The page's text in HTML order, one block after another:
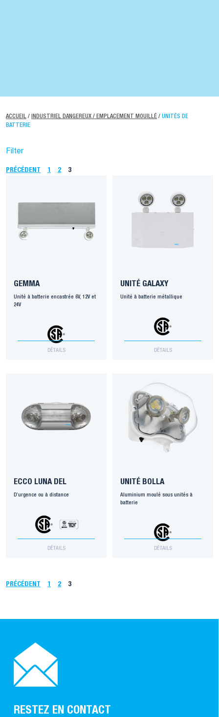
ACCUEIL / INDUSTRIEL DANGEREUX / EMPLACEMENT MOUILLÉ / UNITÉS DE
BATTERIE
Filter
PRÉCÉDENT 1 2 3
GEMMA
Unité à batterie encastrée 6V, 12V et
24V
DÉTAILS
UNITÉ GALAXY
Unité à batterie métallique
DÉTAILS
ECCO LUNA DEL
D’urgence ou à distance
DÉTAILS
UNITÉ BOLLA
Aluminium moulé sous unités à
batterie
DÉTAILS
PRÉCÉDENT 1 2 3
RESTEZ EN CONTACT